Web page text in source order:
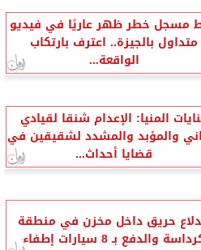
مسجل خطر ظهر عاريًا في فيديو
متداول بالجيزة.. اعترف بارتكاب
الواقعة...
المنيا: الإعدام شنقا لقيادي
والمؤبد والمشدد لشقيقين في
قضايا أحداث...
حريق داخل مخزن في منطقة
والدفع بـ 8 سيارات إطفاء